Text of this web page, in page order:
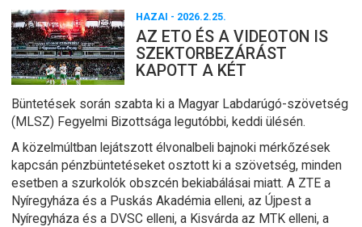
HAZAI - 2026.2.25.
AZ ETO ÉS A VIDEOTON IS
SZEKTORBEZÁRÁST
KAPOTT A KÉT
Büntetések során szabta ki a Magyar Labdarúgó-szövetség
(MLSZ) Fegyelmi Bizottsága legutóbbi, keddi ülésén.
A közelmúltban lejátszott élvonalbeli bajnoki mérkőzések
kapcsán pénzbüntetéseket osztott ki a szövetség, minden
esetben a szurkolók obszcén bekiabálásai miatt. A ZTE a
Nyíregyháza és a Puskás Akadémia elleni, az Újpest a
Nyíregyháza és a DVSC elleni, a Kisvárda az MTK elleni, a